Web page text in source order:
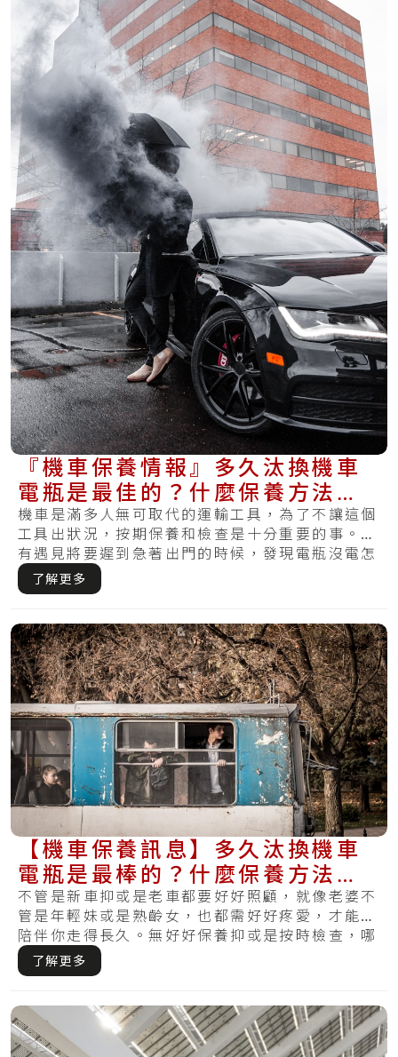
『機車保養情報』多久汰換機車
電瓶是最佳的？什麼保養方法最
適合你的電瓶？
機車是滿多人無可取代的運輸工具，為了不讓這個
工具出狀況，按期保養和檢查是十分重要的事。你
有遇見將要遲到急著出門的時候，發現電瓶沒電怎
麼樣.....
了解更多
【機車保養訊息】多久汰換機車
電瓶是最棒的？什麼保養方法最
適合你的電瓶？
不管是新車抑或是老車都要好好照顧，就像老婆不
管是年輕妹或是熟齡女，也都需好好疼愛，才能夠
陪伴你走得長久。無好好保養抑或是按時檢查，哪
天察.....
了解更多